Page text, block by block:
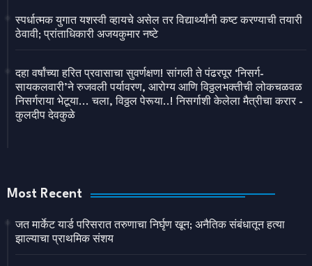
स्पर्धात्मक युगात यशस्वी व्हायचे असेल तर विद्यार्थ्यांनी कष्ट करण्याची तयारी
ठेवावी; प्रांताधिकारी अजयकुमार नष्टे
दहा वर्षांच्या हरित प्रवासाचा सुवर्णक्षण! सांगली ते पंढरपूर ‘निसर्ग-
सायकलवारी’ने रुजवली पर्यावरण, आरोग्य आणि विठ्ठलभक्तीची लोकचळवळ
निसर्गराया भेटूया... चला, विठ्ठल पेरूया..! निसर्गाशी केलेला मैत्रीचा करार -
कुलदीप देवकुळे
Most Recent
जत मार्केट यार्ड परिसरात तरुणाचा निर्घृण खून; अनैतिक संबंधातून हत्या
झाल्याचा प्राथमिक संशय